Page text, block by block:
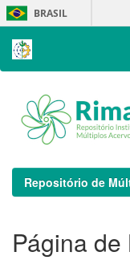
Skip
navigation
BRASIL
Repositório de
Página de